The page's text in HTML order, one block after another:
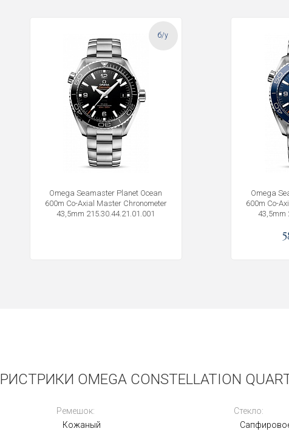
б/у
Omega Seamaster Planet Ocean
600m Co-Axial Master Chronometer
43,5mm 215.30.44.21.01.001
Omega
600m Co-
43,5mm
OMEGA CONSTELLATION
Ремешок:
Кожаный
Стекло: